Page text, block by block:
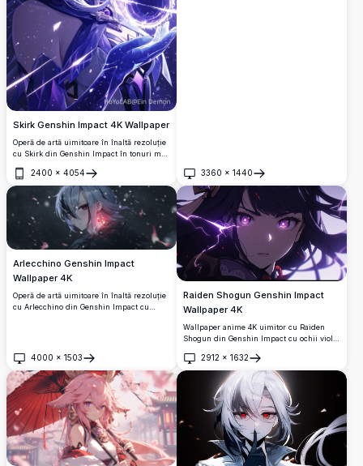
Skirk Genshin Impact 4K Wallpaper
Operă de artă uimitoare în înaltă rezoluție
cu Skirk din Genshin Impact în tonuri mov
eterice. Personajul mistic ține o sferă
strălucitoare pe un fundal cosmic înstelat,
prezentând artă frumoasă în stil anime cu
păr fluturând și atmosferă magică perfectă
pentru orice ecran.
2400 × 4054
Deschide
3360 × 1440
Deschide
Arlecchino Genshin Impact
Wallpaper 4K
Operă de artă uimitoare în înaltă rezoluție
cu Arlecchino din Genshin Impact cu
iluminare roz magice, perfectă pentru
wallpaper desktop.
4000 × 1503
Deschide
Raiden Shogun Genshin Impact
Wallpaper 4K
Wallpaper anime 4K uimitor cu Raiden
Shogun din Genshin Impact cu ochii violet
Operă de artă în înaltă rezoluție care
prezintă Electro Archon într-o atmosferă
întunecată fascinantă cu iluminare eterică
și elemente vizuale dinamice.
2912 × 1632
Deschide